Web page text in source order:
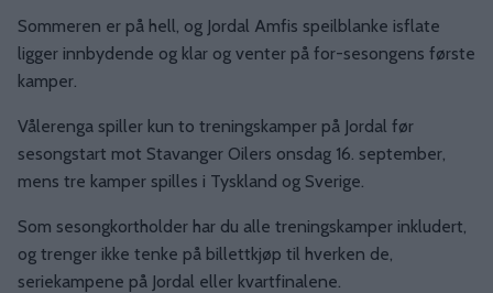
Sommeren er på hell, og Jordal Amfis speilblanke isflate
ligger innbydende og klar og venter på for-sesongens første
kamper.
Vålerenga spiller kun to treningskamper på Jordal før
sesongstart mot Stavanger Oilers onsdag 16. september,
mens tre kamper spilles i Tyskland og Sverige.
Som sesongkortholder har du alle treningskamper inkludert,
og trenger ikke tenke på billettkjøp til hverken de,
seriekampene på Jordal eller kvartfinalene.